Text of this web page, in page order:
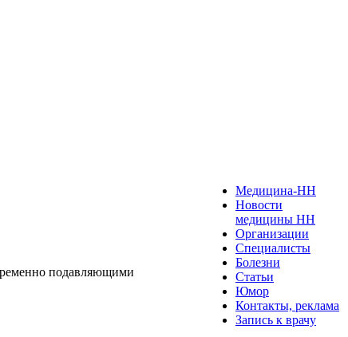
подавляющими
Медицина-НН
Новости
медицины НН
Организации
Специалисты
Болезни
Статьи
Юмор
Контакты, реклама
Запись к врачу